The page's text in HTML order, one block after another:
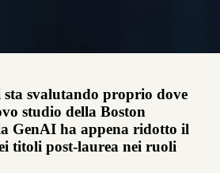
svalutando proprio dove
studio della Boston
GenAI ha appena ridotto il
titoli post-laurea nei ruoli